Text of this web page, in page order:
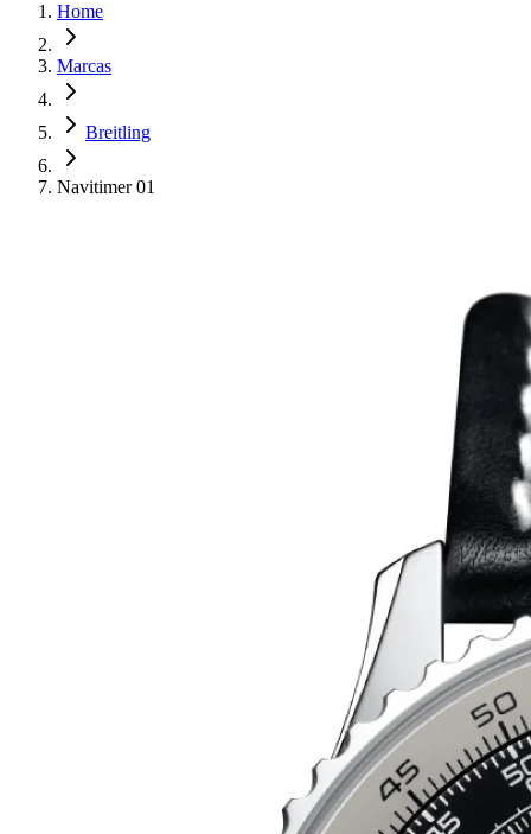
Home
Marcas
Breitling
Navitimer 01